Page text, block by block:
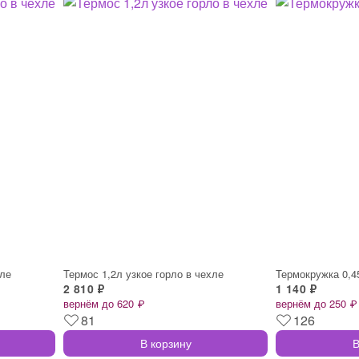
Термос 1,2л узкое горло в чехле
2 810 ₽
вернём до 620 ₽
81
В корзину
Термокружка
1 140 ₽
вернём до 250 ₽
126